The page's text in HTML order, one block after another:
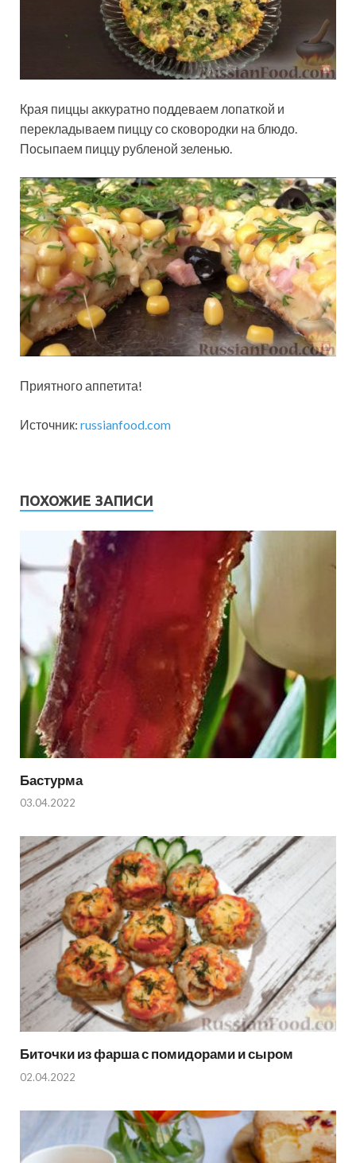
Края пиццы аккуратно поддеваем лопаткой и
перекладываем пиццу со сковородки на блюдо.
Посыпаем пиццу рубленой зеленью.
Приятного аппетита!
Источник: russianfood.com
ПОХОЖИЕ ЗАПИСИ
Бастурма
03.04.2022
Биточки из фарша с помидорами и сыром
02.04.2022